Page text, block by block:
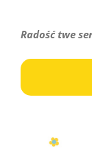
Radość twe